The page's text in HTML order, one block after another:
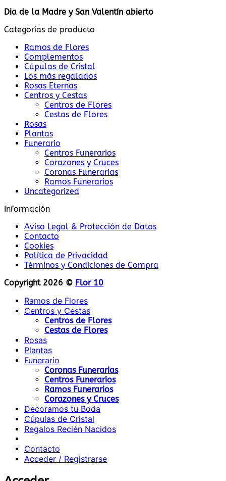
Dia de la Madre y San Valentín abierto
Categorías de producto
Ramos de Flores
Complementos
Cúpulas de Cristal
Los más regalados
Rosas Eternas
Centros y Cestas
Centros de Flores
Cestas de Flores
Rosas
Plantas
Funerario
Centros Funerarios
Corazones y Cruces
Coronas Funerarias
Ramos Funerarios
Uncategorized
Información
Aviso Legal & Protección de Datos
Contacto
Cookies
Política de Privacidad
Términos y Condiciones de Compra
Copyright 2026 © Flor 10
Ramos de Flores
Centros y Cestas
Centros de Flores
Cestas de Flores
Rosas
Plantas
Funerario
Coronas Funerarias
Centros Funerarios
Ramos Funerarios
Corazones y Cruces
Decoramos tu Boda
Cúpulas de Cristal
Regalos Recién Nacidos
Contacto
Acceder / Registrarse